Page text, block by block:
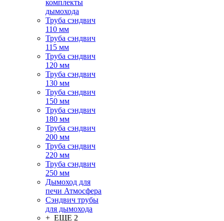
комплекты
дымохода
Труба сэндвич
110 мм
Труба сэндвич
115 мм
Труба сэндвич
120 мм
Труба сэндвич
130 мм
Труба сэндвич
150 мм
Труба сэндвич
180 мм
Труба сэндвич
200 мм
Труба сэндвич
220 мм
Труба сэндвич
250 мм
Дымоход для
печи Атмосфера
Сэндвич трубы
для дымохода
+ ЕЩЕ 2